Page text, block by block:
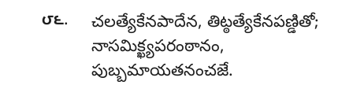
౮౬.
చలత్యేకేనపాదేన, తిట్ఠత్యేకేనపణ్డితో;
నాసమిక్ఖ్యపరంఠానం,
పుబ్బమాయతనంచజే.